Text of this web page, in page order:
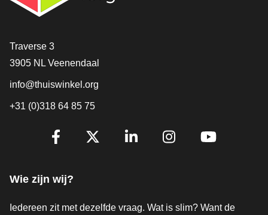
Contact
Traverse 3
3905 NL Veenendaal
info@thuiswinkel.org
+31 (0)318 64 85 75
Volg je ons al?
Wie zijn wij?
Iedereen zit met dezelfde vraag. Wat is slim? Want de